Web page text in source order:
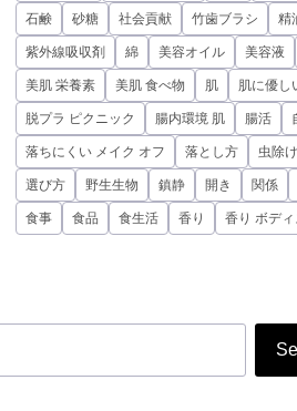
石鹸 砂糖 社会貢献 竹歯ブラシ 精
紫外線吸収剤 綿 美容オイル 美容液
美肌 栄養素 美肌 食べ物 肌 肌に優し
脱プラ ピクニック 腸内環境 肌 腸活
落ちにくい メイク オフ 落とし方 虫除け
選び方 野生生物 鎮静 開き 関係
食事 食品 食生活 香り 香り ボデ